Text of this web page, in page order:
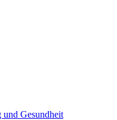
Gesundheit